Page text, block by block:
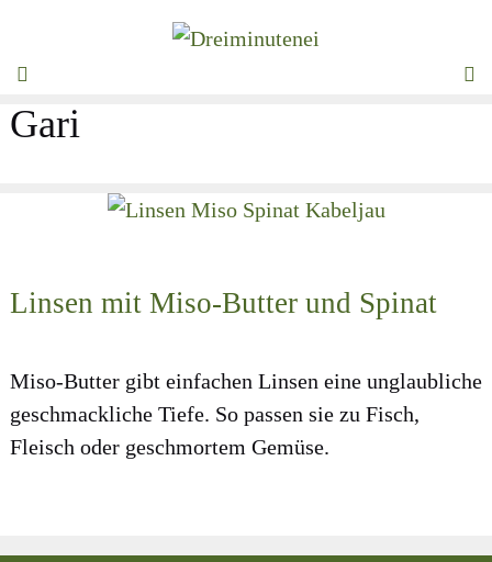
springen
Gari
Linsen mit Miso-Butter und Spinat
Miso-But­ter gibt ein­fa­chen Lin­sen eine unglaub­li­che
geschmack­li­che Tie­fe. So pas­sen sie zu Fisch,
Fleisch oder geschmor­tem Gemü­se.